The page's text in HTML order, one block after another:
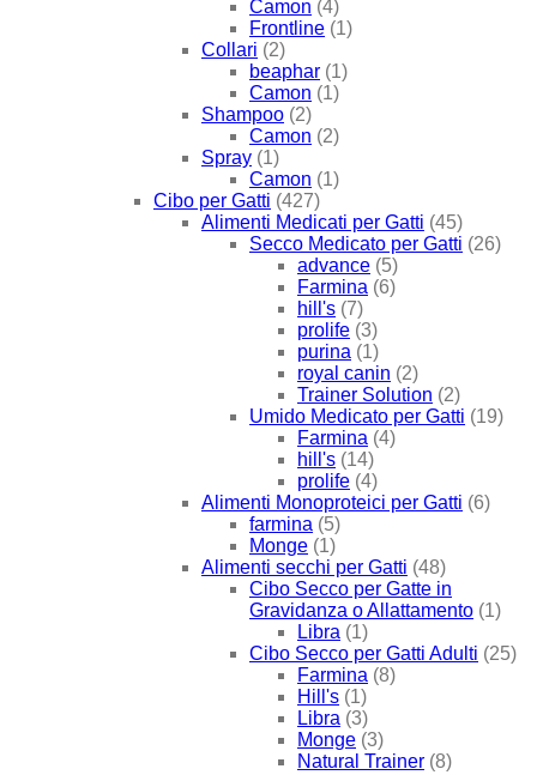
Camon (4)
Frontline (1)
Collari (2)
beaphar (1)
Camon (1)
Shampoo (2)
Camon (2)
Spray (1)
Camon (1)
Cibo per Gatti (427)
Alimenti Medicati per Gatti (45)
Secco Medicato per Gatti (26)
advance (5)
Farmina (6)
hill's (7)
prolife (3)
purina (1)
royal canin (2)
Trainer Solution (2)
Umido Medicato per Gatti (19)
Farmina (4)
hill's (14)
prolife (4)
Alimenti Monoproteici per Gatti (6)
farmina (5)
Monge (1)
Alimenti secchi per Gatti (48)
Cibo Secco per Gatte in
Gravidanza o Allattamento (1)
Libra (1)
Cibo Secco per Gatti Adulti (25)
Farmina (8)
Hill's (1)
Libra (3)
Monge (3)
Natural Trainer (8)